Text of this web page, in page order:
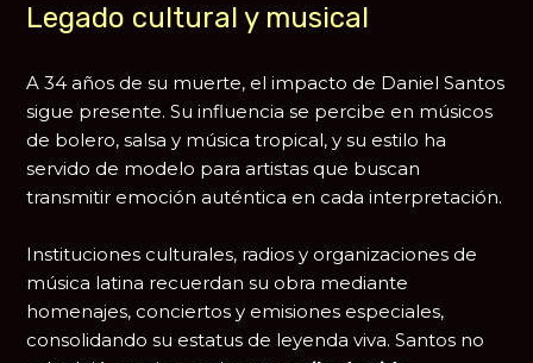
Legado cultural y musical
A 34 años de su muerte, el impacto de Daniel Santos
sigue presente. Su influencia se percibe en músicos
de bolero, salsa y música tropical, y su estilo ha
servido de modelo para artistas que buscan
transmitir emoción auténtica en cada interpretación.
Instituciones culturales, radios y organizaciones de
música latina recuerdan su obra mediante
homenajes, conciertos y emisiones especiales,
consolidando su estatus de leyenda viva. Santos no